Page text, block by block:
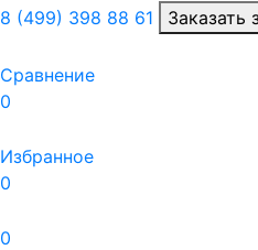
8 (499) 398 88 61
Заказать
Сравнение
0
Избранное
0
0